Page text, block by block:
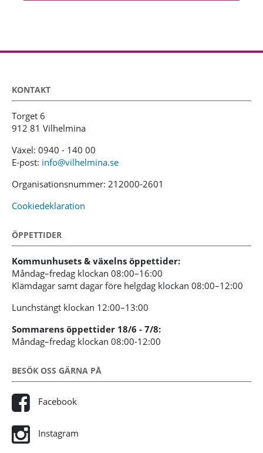
KONTAKT
Torget 6
912 81 Vilhelmina
Växel: 0940 - 140 00
E-post: info@vilhelmina.se
Organisationsnummer: 212000-2601
Cookiedeklaration
ÖPPETTIDER
Kommunhusets & växelns öppettider:
Måndag–fredag klockan 08:00–16:00
Klämdagar samt dagar före helgdag klockan 08:00–12:00
Lunchstängt klockan 12:00–13:00
Sommarens öppettider 18/6 - 7/8:
Måndag–fredag klockan 08:00-12:00
BESÖK OSS GÄRNA PÅ
Facebook
Instagram